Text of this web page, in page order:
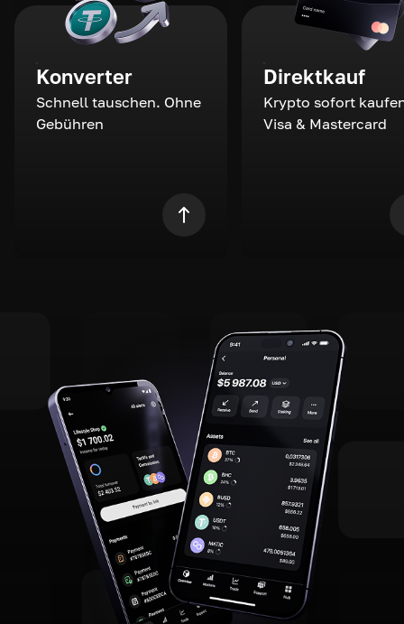
Konverter
Schnell tauschen. Ohne
Gebühren
Direktkauf
Krypto sofort
Visa & Mastercard